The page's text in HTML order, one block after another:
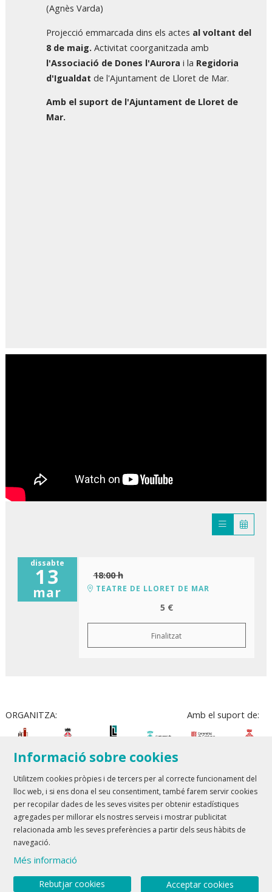
(Agnès Varda)
Projecció emmarcada dins els actes al voltant del
8 de maig. Activitat coorganitzada amb
l'Associació de Dones l'Aurora i la Regidoria
d'Igualdat de l'Ajuntament de Lloret de Mar.
Amb el suport de l'Ajuntament de Lloret de
Mar.
dissabte
13
mar
18:00 h
TEATRE DE LLORET DE MAR
5 €
Finalitzat
ORGANITZA: Amb el suport de:
Teatre Lloret de Mar| T 972 361 835
Teatre de Blanes| T 972 358 473
Avís Legal Ús de Cookies Contactar
Link a youtube
Link a twitter
Informació sobre cookies
Utilitzem cookies pròpies i de tercers per al correcte funcionament del
lloc web, i si ens dona el seu consentiment, també farem servir cookies
per recopilar dades de les seves visites per obtenir estadístiques
agregades per millorar els nostres serveis i mostrar publicitat
relacionada amb les seves preferències a partir dels seus hàbits de
navegació.
Més informació
Acceptar cookies
Rebutjar cookies